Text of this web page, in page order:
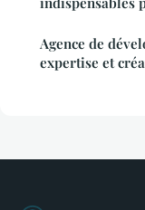
Agence de
expertise et